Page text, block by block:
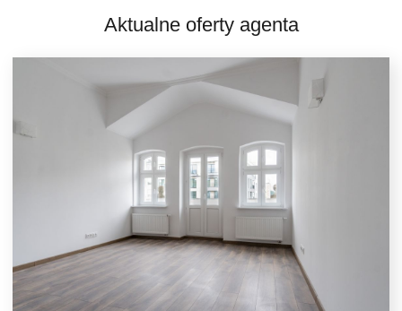
Aktualne oferty agenta